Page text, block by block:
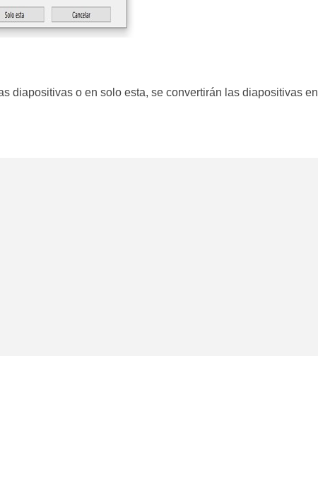
diapositivas o en solo esta, se convertirán las diapositivas en